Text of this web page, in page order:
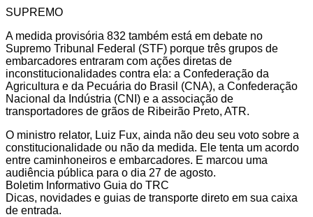
SUPREMO
A medida provisória 832 também está em debate no
Supremo Tribunal Federal (STF) porque três grupos de
embarcadores entraram com ações diretas de
inconstitucionalidades contra ela: a Confederação da
Agricultura e da Pecuária do Brasil (CNA), a Confederação
Nacional da Indústria (CNI) e a associação de
transportadores de grãos de Ribeirão Preto, ATR.
O ministro relator, Luiz Fux, ainda não deu seu voto sobre a
constitucionalidade ou não da medida. Ele tenta um acordo
entre caminhoneiros e embarcadores. E marcou uma
audiência pública para o dia 27 de agosto.
Boletim Informativo Guia do TRC
Dicas, novidades e guias de transporte direto em sua caixa
de entrada.